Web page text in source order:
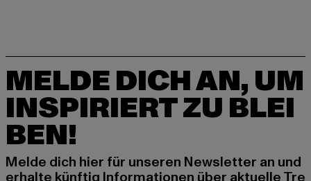
MELDE DICH AN, UM
INSPIRIERT ZU BLEI
BEN!
Melde dich hier für unseren Newsletter an und